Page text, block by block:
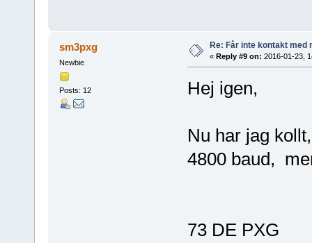
sm3pxg
Newbie
Posts: 12
Re: Får inte kontakt med
« Reply #9 on: 2016-01-23,
Hej igen,
Nu har jag
4800 baud,
73 DE PXG